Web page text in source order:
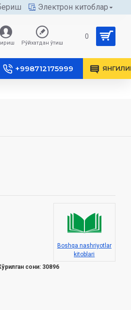
Электрон китоблар
Рўйхатдан ўтиш
0
+998712175999
Boshqa nashriyotlar
kitoblari
сони: 30896